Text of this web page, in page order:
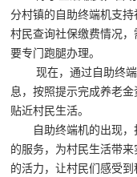
分村镇的自助终端机支持
村民查询社保缴费情况
要专门跑腿办理。
现在，通过自助终端
息，按照提示完成养老
贴近村民生活。
自助终端机的出现，
的服务，为村民生活带
的活力，让村民们感受到